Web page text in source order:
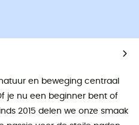
en beweging centraal
je nu een beginner bent of
2015 delen we onze smaak